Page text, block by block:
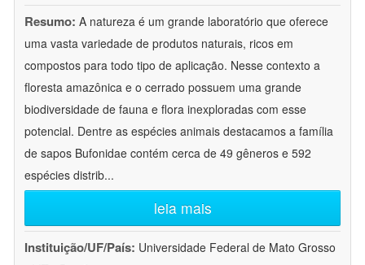
Resumo: A natureza é um grande laboratório que oferece
uma vasta variedade de produtos naturais, ricos em
compostos para todo tipo de aplicação. Nesse contexto a
floresta amazônica e o cerrado possuem uma grande
biodiversidade de fauna e flora inexploradas com esse
potencial. Dentre as espécies animais destacamos a família
de sapos Bufonidae contém cerca de 49 gêneros e 592
espécies distrib...
leia mais
Instituição/UF/País: Universidade Federal de Mato Grosso